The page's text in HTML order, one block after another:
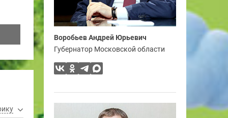
Воробьев Андрей Юрьевич
Губернатор Московской области